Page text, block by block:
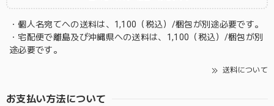
・個人名宛てへの送料は、1,100（税込）/梱包が別途必要です。
・宅配便で離島及び沖縄県への送料は、1,100（税込）/梱包が別
途必要です。
送料について
お支払い方法について